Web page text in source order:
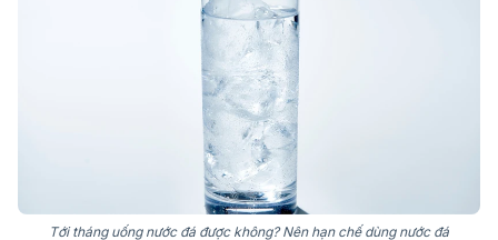
Tới tháng uống nước đá được không? Nên hạn chế dùng nước đá